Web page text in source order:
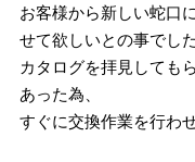
お客様から新しい蛇口
せて欲しいとの事でし
カタログを拝見しても
あった為、
すぐに交換作業を行わ